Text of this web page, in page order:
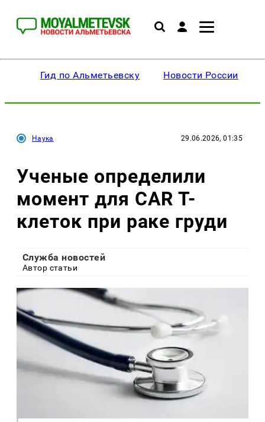
Гид по Альметьевску Новости России
Наука 29.06.2026, 01:35
Ученые определили
момент для CAR T-
клеток при раке груди
Служба новостей
Автор статьи